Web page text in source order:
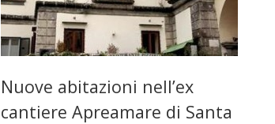
Nuove abitazioni nell’ex
cantiere Apreamare di Santa